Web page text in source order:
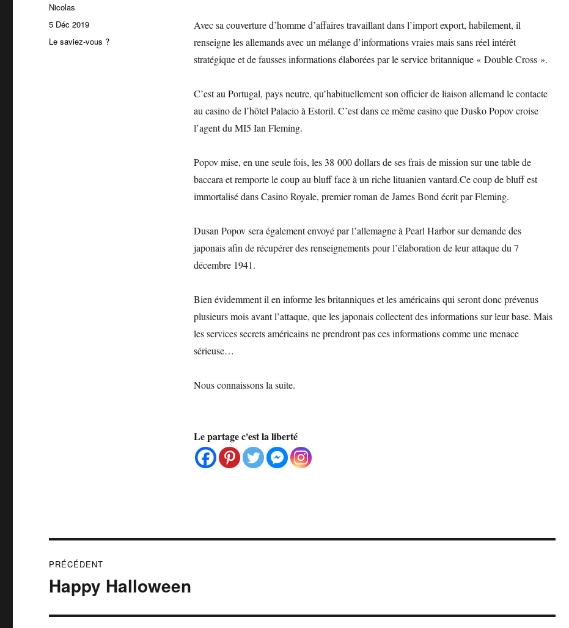
Avec sa couverture d’homme d’affaires travaillant dans l’import export, habilement, il
renseigne les allemands avec un mélange d’informations vraies mais sans réel intérêt
stratégique et de fausses informations élaborées par le service britannique « Double Cross ».
C’est au Portugal, pays neutre, qu’habituellement son officier de liaison allemand le contacte
au casino de l’hôtel Palacio à Estoril. C’est dans ce même casino que Dusko Popov croise
l’agent du MI5 Ian Fleming.
Popov mise, en une seule fois, les 38 000 dollars de ses frais de mission sur une table de
baccara et remporte le coup au bluff face à un riche lituanien vantard.Ce coup de bluff est
immortalisé dans Casino Royale, premier roman de James Bond écrit par Fleming.
Dusan Popov sera également envoyé par l’allemagne à Pearl Harbor sur demande des
japonais afin de récupérer des renseignements pour l’élaboration de leur attaque du 7
décembre 1941.
Bien évidemment il en informe les britanniques et les américains qui seront donc prévenus
plusieurs mois avant l’attaque, que les japonais collectent des informations sur leur base. Mais
les services secrets américains ne prendront pas ces informations comme une menace
sérieuse…
Nous connaissons la suite.
Le partage c'est la liberté
Auteur
Nicolas
Publié
le
5 Déc 2019
Catégories
Le saviez-vous ?
de
PRÉCÉDENT
Publication
précédente :
Happy Halloween